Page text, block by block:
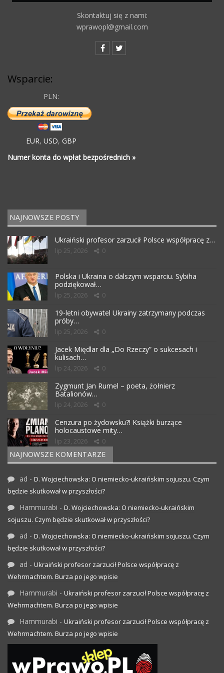
Skontaktuj się z nami:
wprawopl@gmail.com
Wsparcie:
PLN:
EUR, USD, GBP
Numer konta do wpłat bezpośrednich »
NAJNOWSZE POSTY
Ukraiński profesor zarzucił Polsce współpracę z…
lip 25, 2026 0
Polska i Ukraina o dalszym wsparciu. Sybiha
podziękował…
lip 25, 2026 0
19-letni obywatel Ukrainy zatrzymany podczas
próby…
lip 25, 2026 0
Jacek Międlar dla „Do Rzeczy” o sukcesach i
kulisach…
lip 24, 2026 0
Zygmunt Jan Rumel – poeta, żołnierz
Batalionów…
lip 24, 2026 0
Cenzura po żydowsku?! Książki burzące
holocaustowe mity…
lip 23, 2026 0
NAJNOWSZE KOMENTARZE
ad - D. Wojciechowska: O niemiecko-ukraińskim sojuszu. Czym
będzie skutkował w przyszłości?
Hammurabi - D. Wojciechowska: O niemiecko-ukraińskim
sojuszu. Czym będzie skutkował w przyszłości?
ad - D. Wojciechowska: O niemiecko-ukraińskim sojuszu. Czym
będzie skutkował w przyszłości?
ad - Ukraiński profesor zarzucił Polsce współpracę z
Wehrmachtem. Burza po jego wpisie
Hammurabi - Ukraiński profesor zarzucił Polsce współpracę z
Wehrmachtem. Burza po jego wpisie
Hammurabi - Ukraiński profesor zarzucił Polsce współpracę z
Wehrmachtem. Burza po jego wpisie